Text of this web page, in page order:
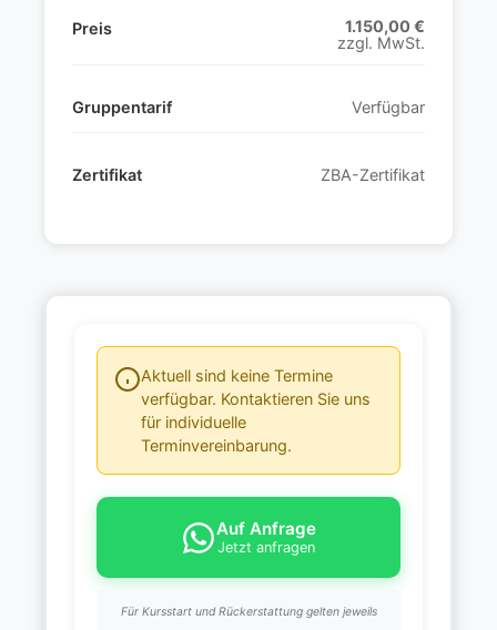
Preis
1.150,00 €
zzgl. MwSt.
Gruppentarif Verfügbar
Zertifikat ZBA-Zertifikat
Aktuell sind keine Termine
verfügbar. Kontaktieren Sie uns
für individuelle
Terminvereinbarung.
Auf Anfrage
Jetzt anfragen
Für Kursstart und Rückerstattung gelten jeweils